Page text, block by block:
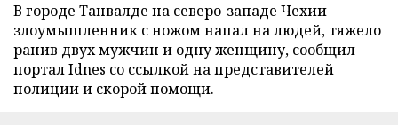
В городе Танвалде на северо-западе Чехии
злоумышленник с ножом напал на людей, тяжело
ранив двух мужчин и одну женщину, сообщил
портал Idnes со ссылкой на представителей
полиции и скорой помощи.